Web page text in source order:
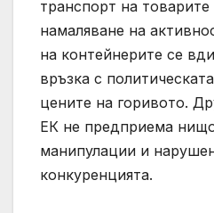
транспорт на
намаляване на
на контейнерите се
връзка с
цените на горивото.
ЕК не предприема
манипулации и
конкуренцията.